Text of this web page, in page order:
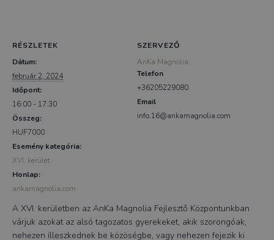
RÉSZLETEK
Dátum:
február 2, 2024
Időpont:
16:00 - 17:30
Összeg:
HUF7000
Esemény kategória:
XVI. kerület
Honlap:
ankamagnolia.com
SZERVEZŐ
AnKa Magnolia
Telefon
+36205229080
Email
info.16@ankamagnolia.com
A XVI. kerületben az AnKa Magnolia Fejlesztő Központunkban
várjuk azokat az alsó tagozatos gyerekeket, akik szorongóak,
nehezen illeszkednek be közöségbe, vagy nehezen fejezik ki